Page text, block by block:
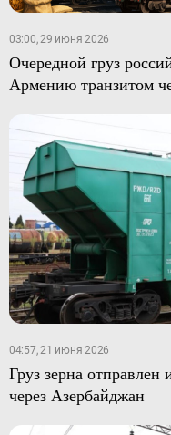
03:00, 29 июня 2026
Очередной груз
Армению транзитом
04:57, 21 июня 2026
Груз зерна
через Азербайджан